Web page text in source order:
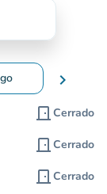
las
chevron_right
door_front Cerrado
door_front Cerrado
door_front Cerrado